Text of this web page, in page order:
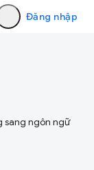
Đăng nhập
sang ngôn ngữ